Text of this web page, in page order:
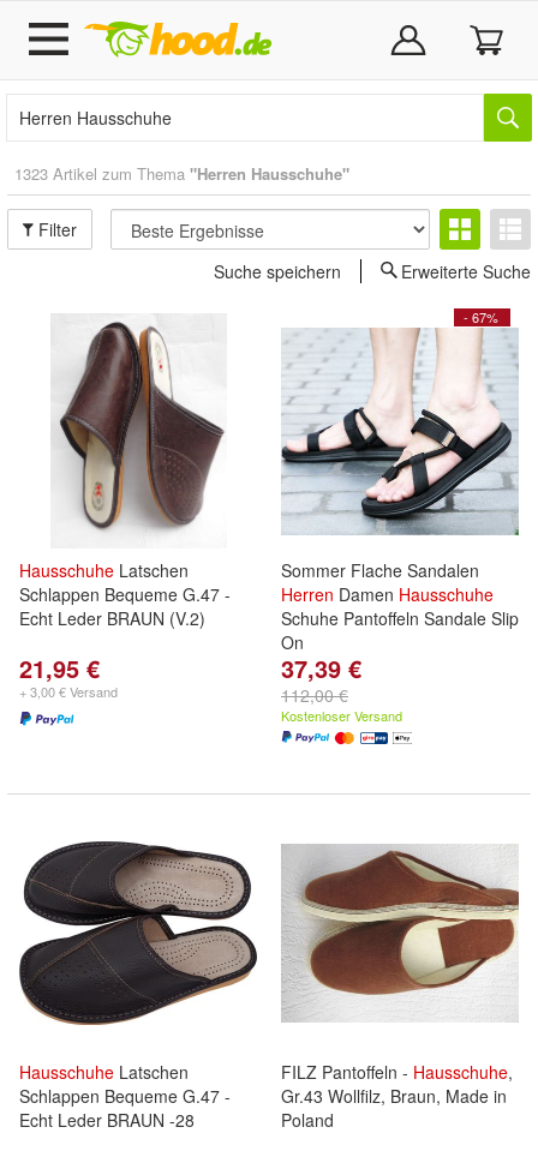
1323 Artikel zum Thema "Herren Hausschuhe"
Filter
Suche speichern
Erweiterte Suche
Hausschuhe Latschen
Schlappen Bequeme G.47 -
Echt Leder BRAUN (V.2)
21,95 €
+ 3,00 € Versand
- 67%
Sommer Flache Sandalen
Herren Damen Hausschuhe
Schuhe Pantoffeln Sandale Slip
On
37,39 €
112,00 €
Kostenloser Versand
Hausschuhe Latschen
Schlappen Bequeme G.47 -
Echt Leder BRAUN -28
FILZ Pantoffeln - Hausschuhe,
Gr.43 Wollfilz, Braun, Made in
Poland